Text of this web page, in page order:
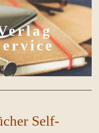
Self-